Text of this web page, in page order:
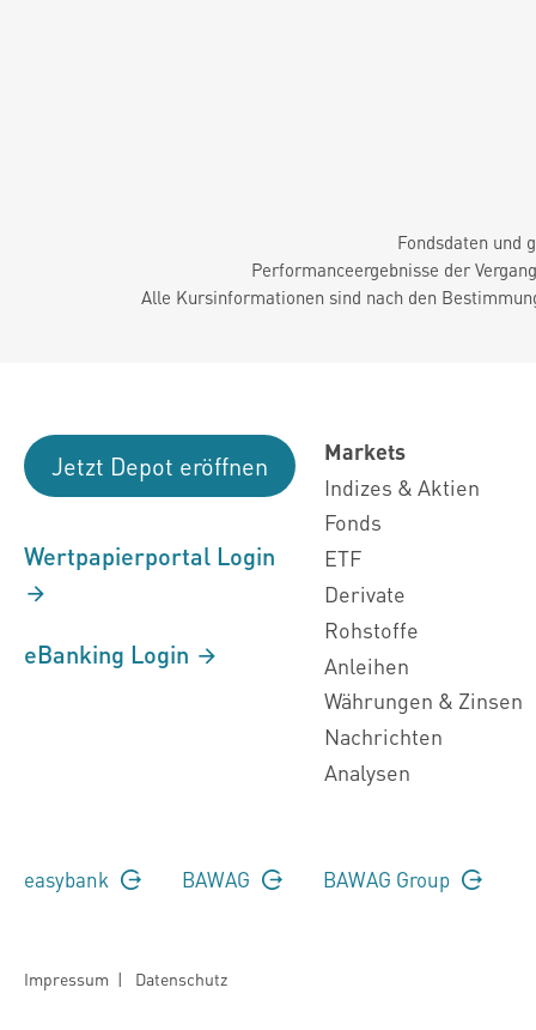
Fondsdaten und
Performanceergebnisse der
Alle Kursinformationen sind nach den
Jetzt Depot eröffnen
Wertpapierportal Login
eBanking Login
Markets
Indizes & Aktien
Fonds
ETF
Derivate
Rohstoffe
Anleihen
Währungen & Zinsen
Nachrichten
Analysen
easybank BAWAG BAWAG Group
Impressum | Datenschutz